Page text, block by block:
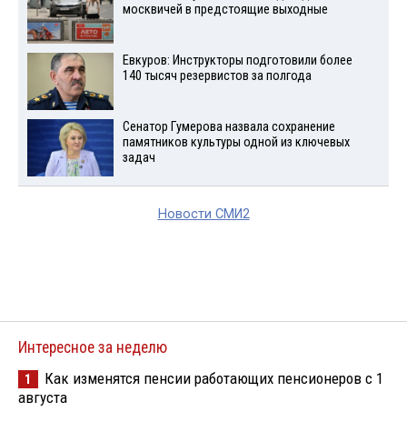
москвичей в предстоящие выходные
Евкуров: Инструкторы подготовили более
140 тысяч резервистов за полгода
Сенатор Гумерова назвала сохранение
памятников культуры одной из ключевых
задач
Новости СМИ2
Интересное за неделю
1
Как изменятся пенсии работающих пенсионеров с 1
августа